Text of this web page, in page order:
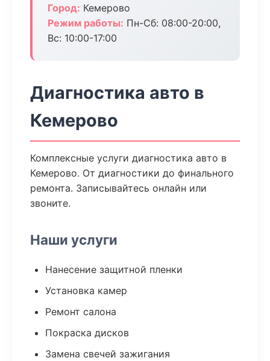
Город: Кемерово
Режим работы: Пн-Сб: 08:00-20:00,
Вс: 10:00-17:00
Диагностика авто в
Кемерово
Комплексные услуги диагностика авто в
Кемерово. От диагностики до финального
ремонта. Записывайтесь онлайн или
звоните.
Наши услуги
Нанесение защитной пленки
Установка камер
Ремонт салона
Покраска дисков
Замена свечей зажигания